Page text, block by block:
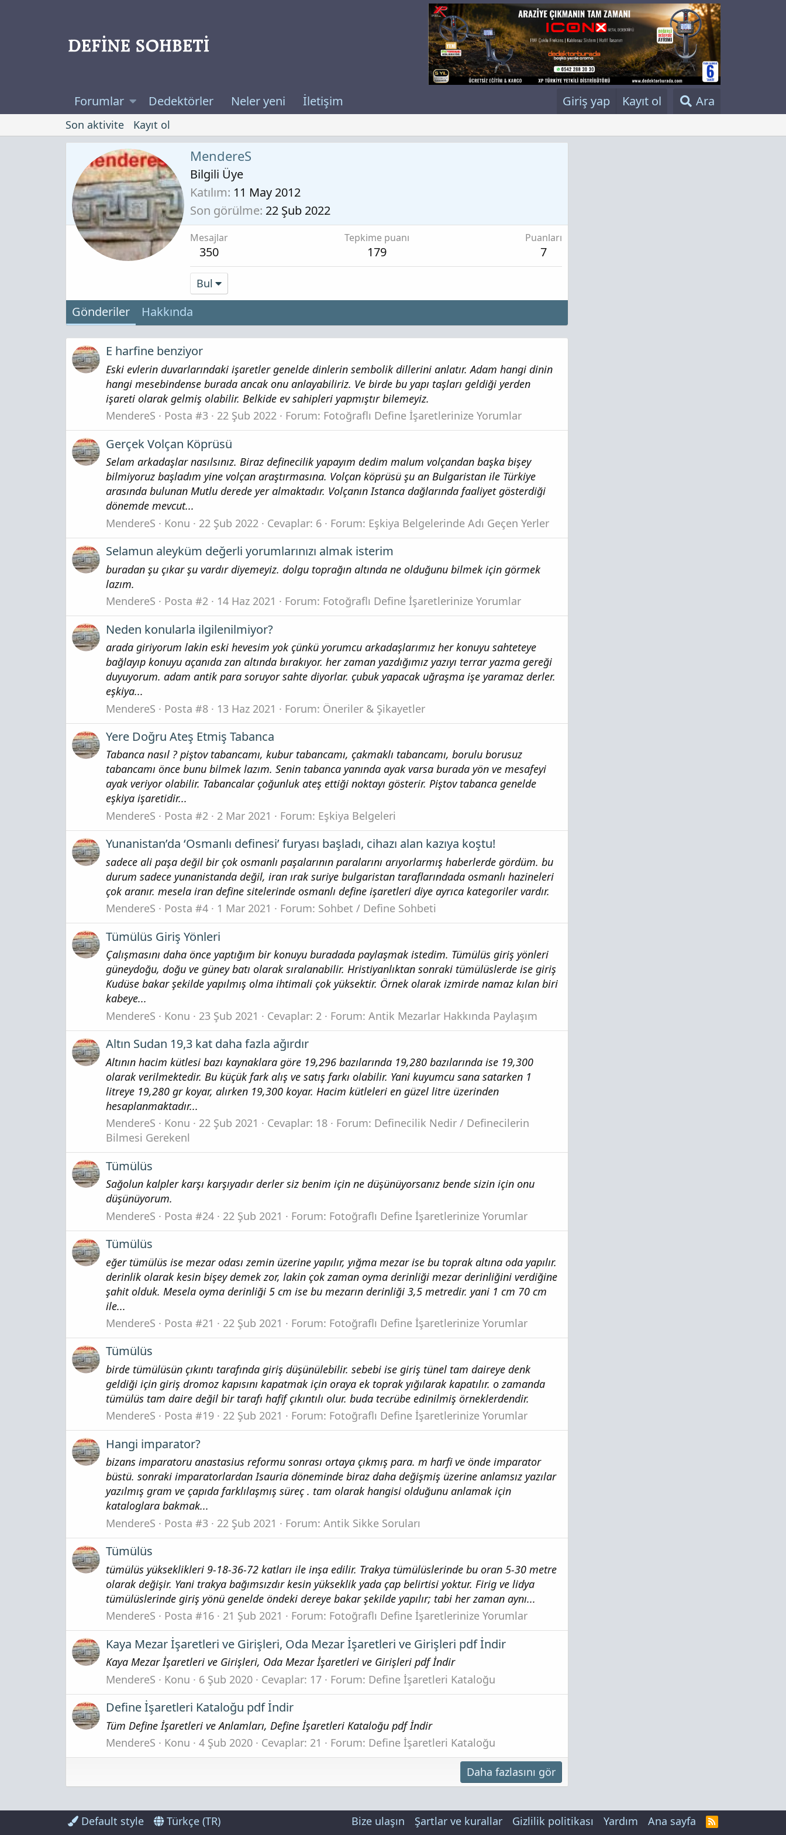
Forumlar Dedektörler Neler yeni İletişim Giriş yap Kayıt ol Ara
Son aktivite Kayıt ol
MendereS
Bilgili Üye
Katılım 11 May 2012
Son görülme 22 Şub 2022
Mesajlar
350
Tepkime puanı
179
Puanları
7
Bul
Gönderiler Hakkında
E harfine benziyor
Eski evlerin duvarlarındaki işaretler genelde dinlerin sembolik dillerini anlatır. Adam hangi dinin
hangi mesebindense burada ancak onu anlayabiliriz. Ve birde bu yapı taşları geldiği yerden
işareti olarak gelmiş olabilir. Belkide ev sahipleri yapmıştır bilemeyiz.
MendereS
Posta #3 22 Şub 2022 Forum: Fotoğraflı Define İşaretlerinize Yorumlar
Gerçek Volçan Köprüsü
Selam arkadaşlar nasılsınız. Biraz definecilik yapayım dedim malum volçandan başka bişey
bilmiyoruz başladım yine volçan araştırmasına. Volçan köprüsü şu an Bulgaristan ile Türkiye
arasında bulunan Mutlu derede yer almaktadır. Volçanın Istanca dağlarında faaliyet gösterdiği
dönemde mevcut...
MendereS
Konu 22 Şub 2022 Cevaplar: 6 Forum: Eşkiya Belgelerinde Adı Geçen Yerler
Selamun aleyküm değerli yorumlarınızı almak isterim
buradan şu çıkar şu vardır diyemeyiz. dolgu toprağın altında ne olduğunu bilmek için görmek
lazım.
MendereS
Posta #2 14 Haz 2021 Forum: Fotoğraflı Define İşaretlerinize Yorumlar
Neden konularla ilgilenilmiyor?
arada giriyorum lakin eski hevesim yok çünkü yorumcu arkadaşlarımız her konuyu sahteteye
bağlayıp konuyu açanıda zan altında bırakıyor. her zaman yazdığımız yazıyı terrar yazma gereği
duyuyorum. adam antik para soruyor sahte diyorlar. çubuk yapacak uğraşma işe yaramaz derler.
eşkiya...
MendereS
Posta #8 13 Haz 2021 Forum: Öneriler & Şikayetler
Yere Doğru Ateş Etmiş Tabanca
Tabanca nasıl ? piştov tabancamı, kubur tabancamı, çakmaklı tabancamı, borulu borusuz
tabancamı önce bunu bilmek lazım. Senin tabanca yanında ayak varsa burada yön ve mesafeyi
ayak veriyor olabilir. Tabancalar çoğunluk ateş ettiği noktayı gösterir. Piştov tabanca genelde
eşkiya işaretidir...
MendereS
Posta #2 2 Mar 2021 Forum: Eşkiya Belgeleri
Yunanistan’da ‘Osmanlı definesi’ furyası başladı, cihazı alan kazıya koştu!
sadece ali paşa değil bir çok osmanlı paşalarının paralarını arıyorlarmış haberlerde gördüm. bu
durum sadece yunanistanda değil, iran ırak suriye bulgaristan taraflarındada osmanlı hazineleri
çok aranır. mesela iran define sitelerinde osmanlı define işaretleri diye ayrıca kategoriler vardır.
MendereS
Posta #4 1 Mar 2021 Forum: Sohbet / Define Sohbeti
Tümülüs Giriş Yönleri
Çalışmasını daha önce yaptığım bir konuyu buradada paylaşmak istedim. Tümülüs giriş yönleri
güneydoğu, doğu ve güney batı olarak sıralanabilir. Hristiyanlıktan sonraki tümülüslerde ise giriş
Kudüse bakar şekilde yapılmış olma ihtimali çok yüksektir. Örnek olarak izmirde namaz kılan biri
kabeye...
MendereS
Konu 23 Şub 2021 Cevaplar: 2 Forum: Antik Mezarlar Hakkında Paylaşım
Altın Sudan 19,3 kat daha fazla ağırdır
Altının hacim kütlesi bazı kaynaklara göre 19,296 bazılarında 19,280 bazılarında ise 19,300
olarak verilmektedir. Bu küçük fark alış ve satış farkı olabilir. Yani kuyumcu sana satarken 1
litreye 19,280 gr koyar, alırken 19,300 koyar. Hacim kütleleri en güzel litre üzerinden
hesaplanmaktadır...
MendereS
Konu 22 Şub 2021 Cevaplar: 18 Forum: Definecilik Nedir / Definecilerin
Bilmesi Gerekenl
Tümülüs
Sağolun kalpler karşı karşıyadır derler siz benim için ne düşünüyorsanız bende sizin için onu
düşünüyorum.
MendereS
Posta #24 22 Şub 2021 Forum: Fotoğraflı Define İşaretlerinize Yorumlar
Tümülüs
eğer tümülüs ise mezar odası zemin üzerine yapılır, yığma mezar ise bu toprak altına oda yapılır.
derinlik olarak kesin bişey demek zor, lakin çok zaman oyma derinliği mezar derinliğini verdiğine
şahit olduk. Mesela oyma derinliği 5 cm ise bu mezarın derinliği 3,5 metredir. yani 1 cm 70 cm
ile...
MendereS
Posta #21 22 Şub 2021 Forum: Fotoğraflı Define İşaretlerinize Yorumlar
Tümülüs
birde tümülüsün çıkıntı tarafında giriş düşünülebilir. sebebi ise giriş tünel tam daireye denk
geldiği için giriş dromoz kapısını kapatmak için oraya ek toprak yığılarak kapatılır. o zamanda
tümülüs tam daire değil bir tarafı hafif çıkıntılı olur. buda tecrübe edinilmiş örneklerdendir.
MendereS
Posta #19 22 Şub 2021 Forum: Fotoğraflı Define İşaretlerinize Yorumlar
Hangi imparator?
bizans imparatoru anastasius reformu sonrası ortaya çıkmış para. m harfi ve önde imparator
büstü. sonraki imparatorlardan Isauria döneminde biraz daha değişmiş üzerine anlamsız yazılar
yazılmış gram ve çapıda farklılaşmış süreç . tam olarak hangisi olduğunu anlamak için
kataloglara bakmak...
MendereS
Posta #3 22 Şub 2021 Forum: Antik Sikke Soruları
Tümülüs
tümülüs yükseklikleri 9-18-36-72 katları ile inşa edilir. Trakya tümülüslerinde bu oran 5-30 metre
olarak değişir. Yani trakya bağımsızdır kesin yükseklik yada çap belirtisi yoktur. Firig ve lidya
tümülüslerinde giriş yönü genelde öndeki dereye bakar şekilde yapılır; tabi her zaman aynı...
MendereS
Posta #16 21 Şub 2021 Forum: Fotoğraflı Define İşaretlerinize Yorumlar
Kaya Mezar İşaretleri ve Girişleri, Oda Mezar İşaretleri ve Girişleri pdf İndir
Kaya Mezar İşaretleri ve Girişleri, Oda Mezar İşaretleri ve Girişleri pdf İndir
MendereS
Konu 6 Şub 2020 Cevaplar: 17 Forum: Define İşaretleri Kataloğu
Define İşaretleri Kataloğu pdf İndir
Tüm Define İşaretleri ve Anlamları, Define İşaretleri Kataloğu pdf İndir
MendereS
Konu 4 Şub 2020 Cevaplar: 21 Forum: Define İşaretleri Kataloğu
Daha fazlasını gör
Default style Türkçe (TR) Bize ulaşın Şartlar ve kurallar Gizlilik politikası Yardım Ana sayfa